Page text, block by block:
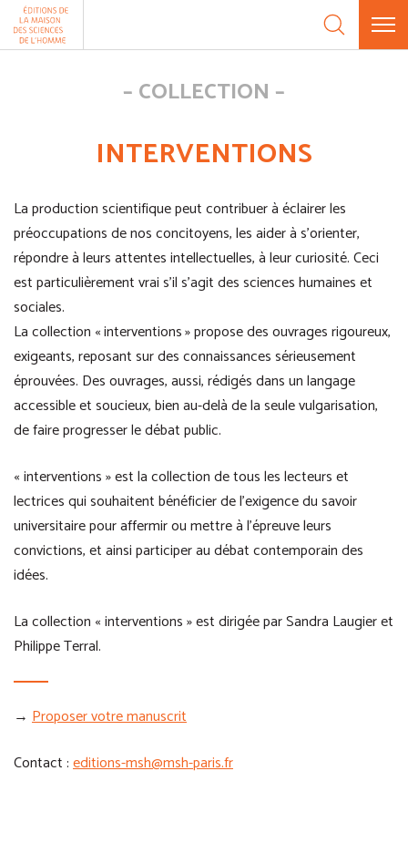
Aller au contenu
COLLECTION
INTERVENTIONS
La production scientifique peut contribuer à éclairer les
préoccupations de nos concitoyens, les aider à s’orienter,
répondre à leurs attentes intellectuelles, à leur curiosité. Ceci
est particulièrement vrai s’il s’agit des sciences humaines et
sociales.
La collection « interventions » propose des ouvrages rigoureux,
exigeants, reposant sur des connaissances sérieusement
éprouvées. Des ouvrages, aussi, rédigés dans un langage
accessible et soucieux, bien au-delà de la seule vulgarisation,
de faire progresser le débat public.
« interventions » est la collection de tous les lecteurs et
lectrices qui souhaitent bénéficier de l’exigence du savoir
universitaire pour affermir ou mettre à l’épreuve leurs
convictions, et ainsi participer au débat contemporain des
idées.
La collection « interventions » est dirigée par Sandra Laugier et
Philippe Terral.
→ Proposer votre manuscrit
Contact :editions-msh@msh-paris.fr
Panneau de gestion des cookies